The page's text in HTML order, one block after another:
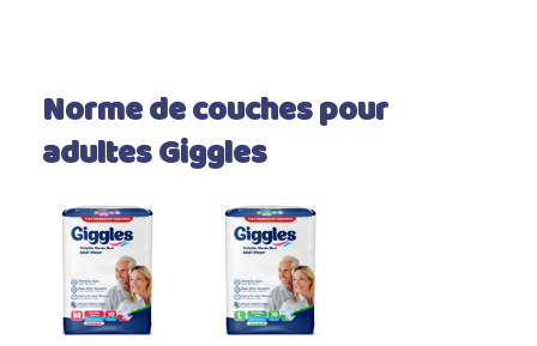
Norme de couches pour
adultes Giggles